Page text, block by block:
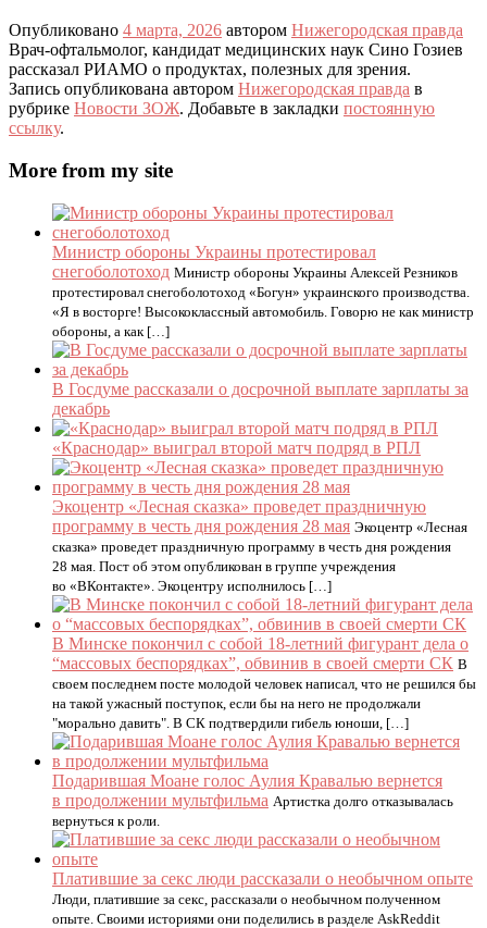
Опубликовано 4 марта, 2026 автором Нижегородская правда
Врач-офтальмолог, кандидат медицинских наук Сино Гозиев
рассказал РИАМО о продуктах, полезных для зрения.
Запись опубликована автором Нижегородская правда в
рубрике Новости ЗОЖ. Добавьте в закладки постоянную
ссылку.
More from my site
Министр обороны Украины протестировал
снегоболотоход Министр обороны Украины Алексей Резников
протестировал снегоболотоход «Богун» украинского производства.
«Я в восторге! Высококлассный автомобиль. Говорю не как министр
обороны, а как […]
В Госдуме рассказали о досрочной выплате зарплаты за
декабрь
«Краснодар» выиграл второй матч подряд в РПЛ
Экоцентр «Лесная сказка» проведет праздничную
программу в честь дня рождения 28 мая Экоцентр «Лесная
сказка» проведет праздничную программу в честь дня рождения
28 мая. Пост об этом опубликован в группе учреждения
во «ВКонтакте». Экоцентру исполнилось […]
В Минске покончил с собой 18-летний фигурант дела о
“массовых беспорядках”, обвинив в своей смерти СК В
своем последнем посте молодой человек написал, что не решился бы
на такой ужасный поступок, если бы на него не продолжали
"морально давить". В СК подтвердили гибель юноши, […]
Подарившая Моане голос Аулия Кравалью вернется
в продолжении мультфильма Артистка долго отказывалась
вернуться к роли.
Платившие за секс люди рассказали о необычном опыте
Люди, платившие за секс, рассказали о необычном полученном
опыте. Своими историями они поделились в разделе AskReddit